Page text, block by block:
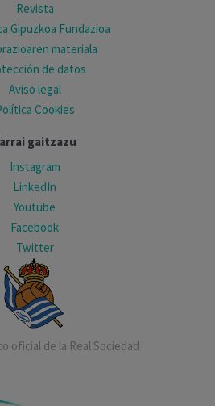
Revista
Gipuzkoa Fundazioa
materiala
de datos
Aviso legal
Cookies
gaitzazu
Instagram
LinkedIn
Youtube
Facebook
Twitter
oficial de la Real Sociedad